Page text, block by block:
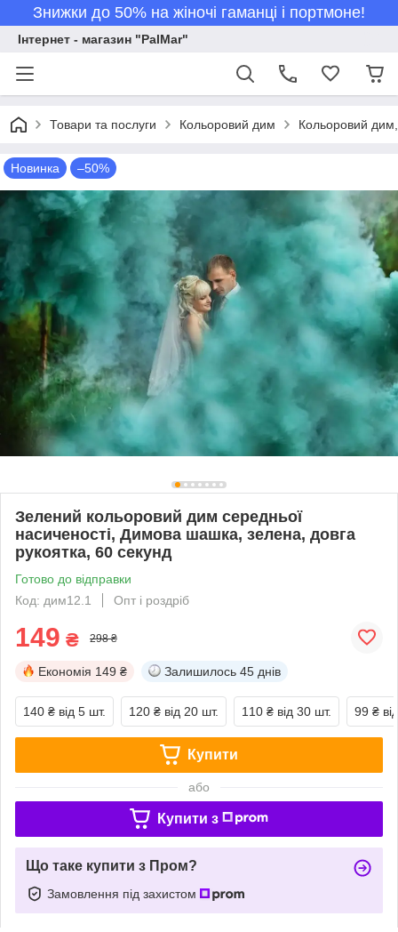
Знижки до 50% на жіночі гаманці і портмоне!
Інтернет - магазин "PalMar"
Товари та послуги Кольоровий дим Кольоровий
Новинка –50%
Зелений кольоровий дим середньої
насиченості, Димова шашка, зелена, довга
рукоятка, 60 секунд
Готово до відправки
Код: дим12.1
Опт і роздріб
149 ₴ 298 ₴
Економія 149 ₴ Залишилось 45 днів
140 ₴ від 5 шт. 120 ₴ від 20 шт. 110 ₴ від 30 шт. 99 ₴
Купити
або
Купити з
Що таке купити з Пром?
Замовлення під захистом